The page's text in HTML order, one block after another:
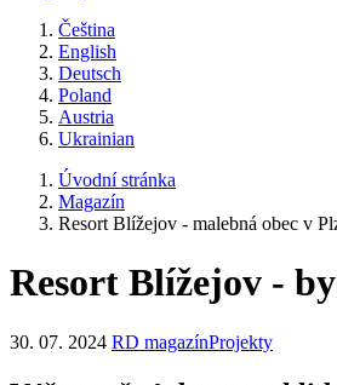
Čeština
English
Deutsch
Poland
Austria
Ukrainian
Úvodní stránka
Magazín
Resort Blížejov - malebná obec v
Resort Blížejov -
30. 07. 2024 RD magazínProjekty